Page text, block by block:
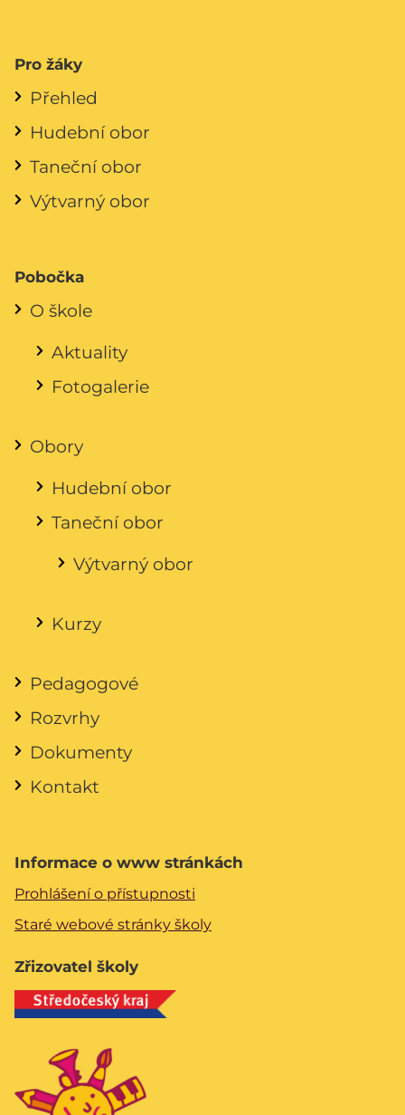
Pro žáky
Přehled
Hudební obor
Taneční obor
Výtvarný obor
Pobočka
O škole
Aktuality
Fotogalerie
Obory
Hudební obor
Taneční obor
Výtvarný obor
Kurzy
Pedagogové
Rozvrhy
Dokumenty
Kontakt
Informace o www stránkách
Prohlášení o přístupnosti
Staré webové stránky školy
Zřizovatel školy